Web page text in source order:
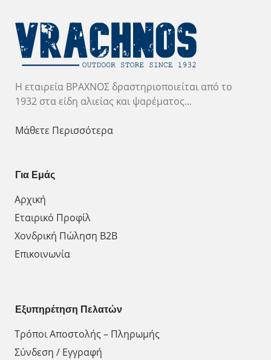
Η εταιρεία ΒΡΑΧΝΟΣ δραστηριοποιείται από το
1932 στα είδη αλιείας και ψαρέματος...
Μάθετε Περισσότερα
Για Εμάς
Αρχική
Εταιρικό Προφίλ
Χονδρική Πώληση Β2Β
Επικοινωνία
Εξυπηρέτηση Πελατών
Τρόποι Αποστολής – Πληρωμής
Σύνδεση / Εγγραφή